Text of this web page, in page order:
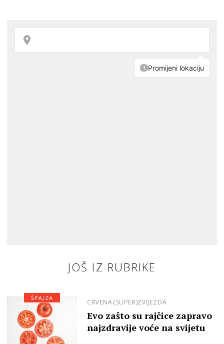
JOŠ IZ RUBRIKE
CRVENA (SUPER)ZVIJEZDA
Evo zašto su rajčice zapravo
najzdravije voće na svijetu
ŠPAJZA